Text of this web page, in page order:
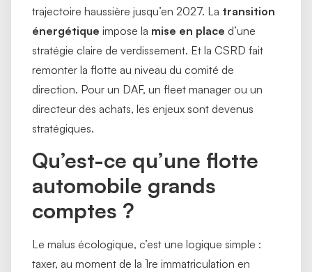
trajectoire haussière jusqu’en 2027. La transition
énergétique impose la mise en place d’une
stratégie claire de verdissement. Et la CSRD fait
remonter la flotte au niveau du comité de
direction. Pour un DAF, un fleet manager ou un
directeur des achats, les enjeux sont devenus
stratégiques.
Qu’est-ce qu’une flotte
automobile grands
comptes ?
Le malus écologique, c’est une logique simple :
taxer, au moment de la 1re immatriculation en